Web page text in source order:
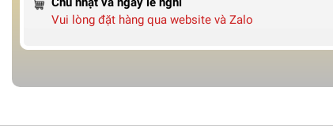
Vui lòng đặt hàng qua website và Zalo